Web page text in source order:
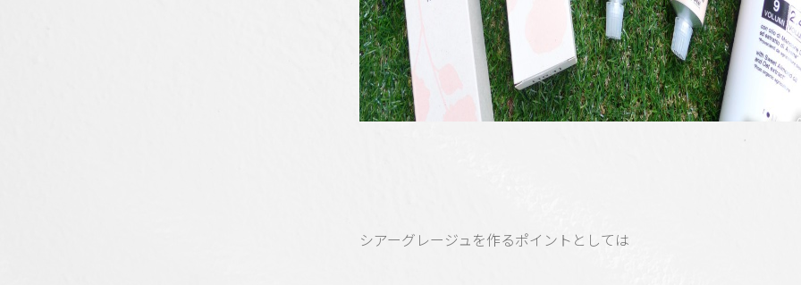
シアーグレージュを作るポイントとしては